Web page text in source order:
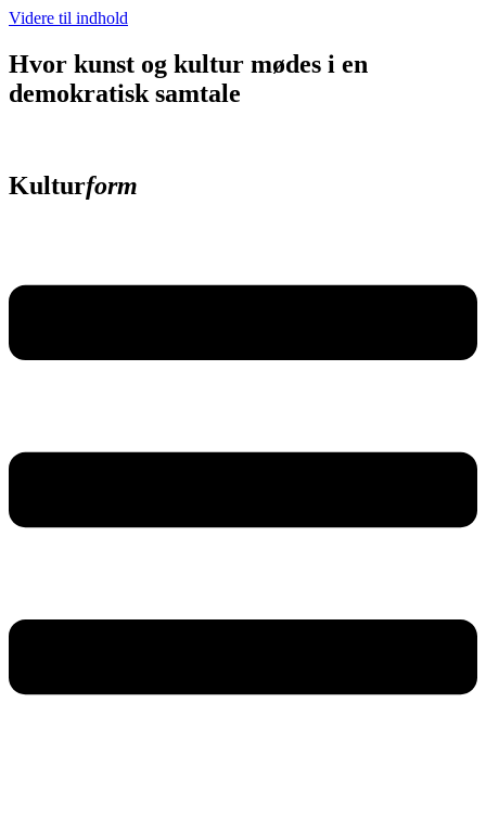
Videre til indhold
Hvor kunst og kultur mødes i en
demokratisk samtale
Kulturform